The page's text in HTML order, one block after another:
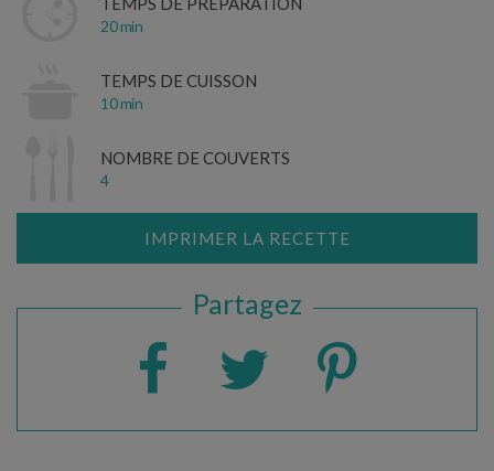
20 min
TEMPS DE CUISSON
10 min
NOMBRE DE COUVERTS
4
IMPRIMER LA RECETTE
Partagez